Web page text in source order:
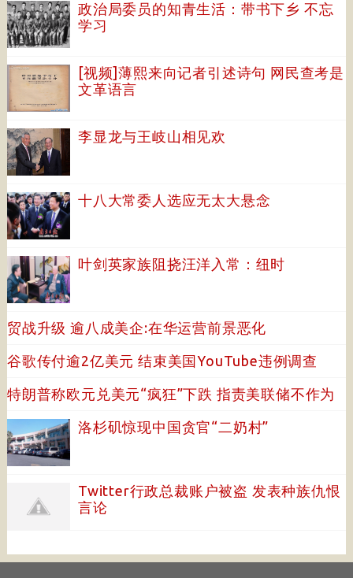
政治局委员的知青生活：带书下乡 不忘
学习
[视频]薄熙来向记者引述诗句 网民查考是
文革语言
李显龙与王岐山相见欢
十八大常委人选应无太大悬念
叶剑英家族阻挠汪洋入常：纽时
贸战升级 逾八成美企:在华运营前景恶化
谷歌传付逾2亿美元 结束美国YouTube违例调查
特朗普称欧元兑美元“疯狂”下跌 指责美联储不作为
洛杉矶惊现中国贪官“二奶村”
Twitter行政总裁账户被盗 发表种族仇恨
言论